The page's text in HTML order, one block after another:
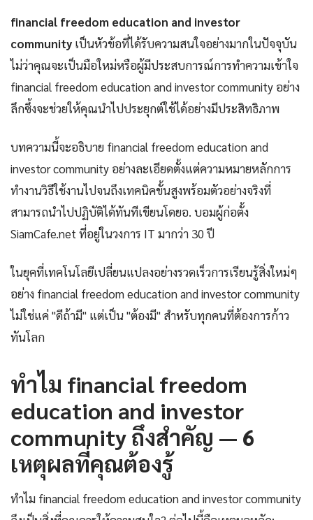
financial freedom education and investor
community เป็นหัวข้อที่ได้รับความสนใจอย่างมากในปัจจุบัน
ไม่ว่าคุณจะเป็นมือใหม่หรือผู้มีประสบการณ์การทำความเข้าใจ
financial freedom education and investor community อย่าง
ลึกซึ้งจะช่วยให้คุณนำไปประยุกต์ใช้ได้อย่างมีประสิทธิภาพ
บทความนี้จะอธิบาย financial freedom education and
investor community อย่างละเอียดตั้งแต่ความหมายหลักการ
ทำงานวิธีใช้งานไปจนถึงเทคนิคขั้นสูงพร้อมตัวอย่างจริงที่
สามารถนำไปปฏิบัติได้ทันทีเขียนโดยอ. บอมผู้ก่อตั้ง
SiamCafe.net ที่อยู่ในวงการ IT มากว่า 30 ปี
ในยุคที่เทคโนโลยีเปลี่ยนแปลงอย่างรวดเร็วการเรียนรู้สิ่งใหม่ๆ
อย่าง financial freedom education and investor community
ไม่ใช่แค่ "ดีถ้ามี" แต่เป็น "ต้องมี" สำหรับทุกคนที่ต้องการก้าว
ทันโลก
ทำไม financial freedom
education and investor
community ถึงสำคัญ — 6
เหตุผลที่คุณต้องรู้
ทำไม financial freedom education and investor community